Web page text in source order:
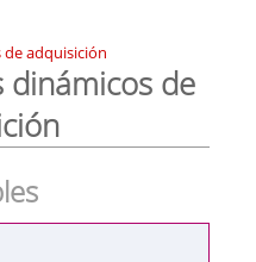
de adquisición
dinámicos de